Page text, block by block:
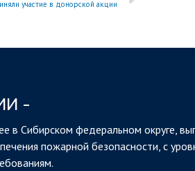
участие в донорской акции
-
в Сибирском федеральном округе,
пожарной безопасности, с